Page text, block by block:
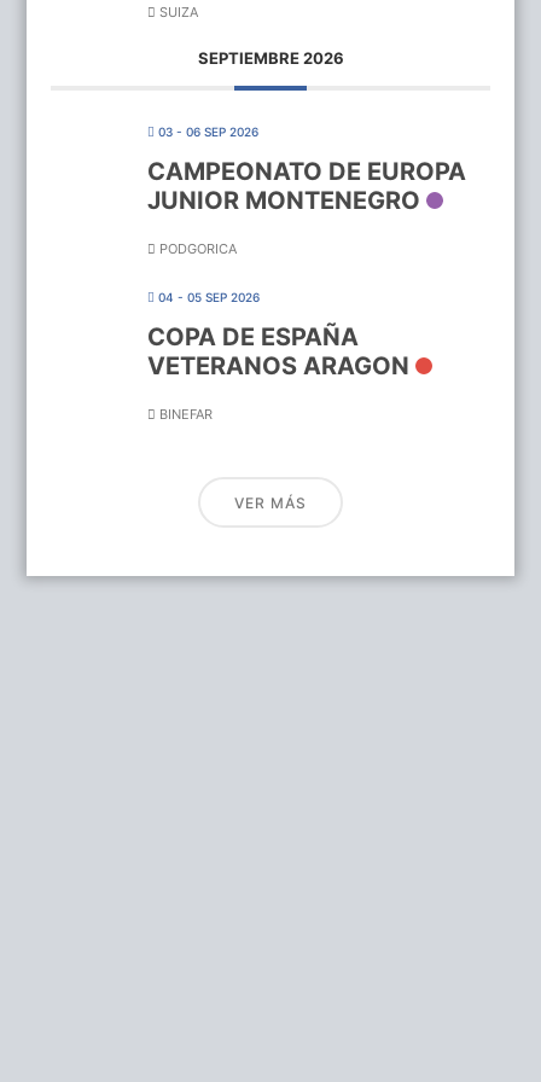
SUIZA
SEPTIEMBRE 2026
03 - 06 SEP 2026
CAMPEONATO DE EUROPA
JUNIOR MONTENEGRO
PODGORICA
04 - 05 SEP 2026
COPA DE ESPAÑA
VETERANOS ARAGON
BINEFAR
VER MÁS